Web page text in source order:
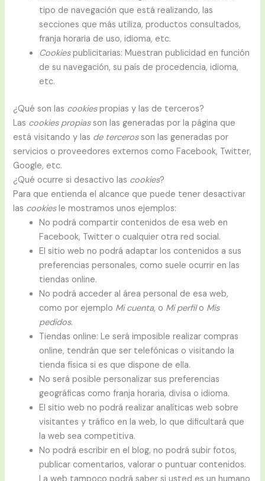
tipo de navegación que está realizando, las
secciones que más utiliza, productos consultados,
franja horaria de uso, idioma, etc.
Cookiespublicitarias: Muestran publicidad en función
de su navegación, su país de procedencia, idioma,
etc.
¿Qué son las cookiespropias y las de terceros?
Las cookies propiasson las generadas por la página que
está visitando y las de tercerosson las generadas por
servicios o proveedores externos como Facebook, Twitter,
Google, etc.
¿Qué ocurre si desactivo las cookies?
Para que entienda el alcance que puede tener desactivar
las cookiesle mostramos unos ejemplos:
No podrá compartir contenidos de esa web en
Facebook, Twitter o cualquier otra red social.
El sitio web no podrá adaptar los contenidos a sus
preferencias personales, como suele ocurrir en las
tiendas online.
No podrá acceder al área personal de esa web,
como por ejemplo Mi cuenta, o Mi perfilo Mis
pedidos.
Tiendas online: Le será imposible realizar compras
online, tendrán que ser telefónicas o visitando la
tienda física si es que dispone de ella.
No será posible personalizar sus preferencias
geográficas como franja horaria, divisa o idioma.
El sitio web no podrá realizar analíticas web sobre
visitantes y tráfico en la web, lo que dificultará que
la web sea competitiva.
No podrá escribir en el blog, no podrá subir fotos,
publicar comentarios, valorar o puntuar contenidos.